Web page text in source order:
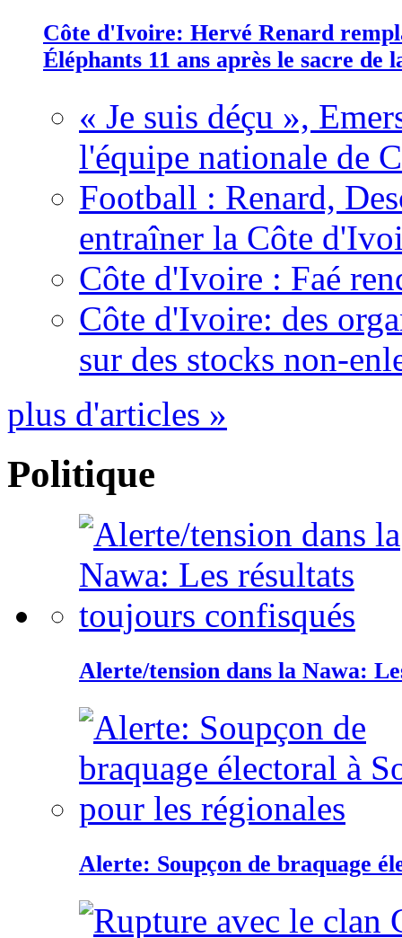
Côte d'Ivoire: Hervé Renard
Éléphants 11 ans après le sacre de
« Je suis déçu »,
l'équipe nationale de
Football : Renard,
entraîner la Côte
Côte d'Ivoire : Faé
Côte d'Ivoire: des
sur des stocks non-
plus d'articles »
Politique
Alerte/tension dans la Nawa:
Alerte: Soupçon de braquage